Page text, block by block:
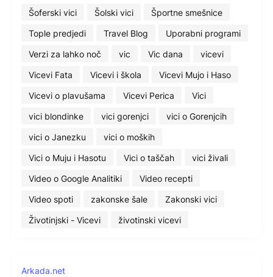
Šoferski vici
Šolski vici
Športne smešnice
Tople predjedi
Travel Blog
Uporabni programi
Verzi za lahko noč
vic Vic dana
vicevi
Vicevi Fata
Vicevi i škola
Vicevi Mujo i Haso
Vicevi o plavušama
Vicevi Perica
Vici
vici blondinke
vici gorenjci
vici o Gorenjcih
vici o Janezku
vici o moških
Vici o Muju i Hasotu
Vici o taščah
vici živali
Video o Google Analitiki
Video recepti
Video spoti
zakonske šale
Zakonski vici
Životinjski - Vicevi
životinski vicevi
Arkada.net